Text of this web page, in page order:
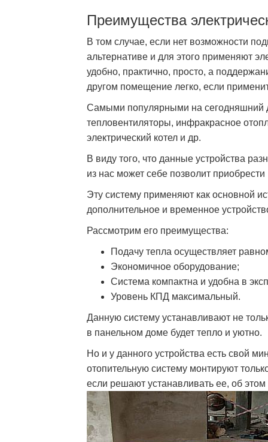
Преимущества
В том случае, если нет возможности
альтернативе и для этого применяют
удобно, практично, просто, а
другом помещение легко, если
Самыми популярными на сегодняшний
тепловентиляторы, инфракрасное
электрический котел и др.
В виду того, что данные устройства
из нас может себе позволит
Эту систему применяют как основной
дополнительное и временное
Рассмотрим его преимущества:
Подачу тепла осуществляет
Экономичное оборудование;
Система компактна и удобна в
Уровень КПД максимальный.
Данную систему устанавливают не
в панельном доме будет тепло и уютно.
Но и у данного устройства есть свой
отопительную систему монтируют
если решают устанавливать ее, об этом